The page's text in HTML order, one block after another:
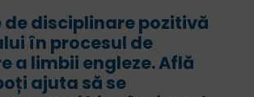
de disciplinare pozitivă
în procesul de
a limbii engleze. Află
ajuta să se